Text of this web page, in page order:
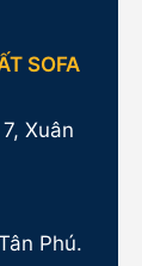
SOFA
Xuân
Phú.